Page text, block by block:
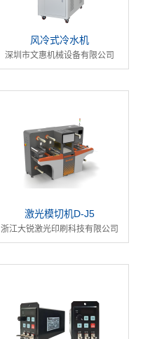
风冷式冷水机
深圳市文惠机械设备有限公司
激光模切机D-J5
浙江大锐激光印刷科技有限公司